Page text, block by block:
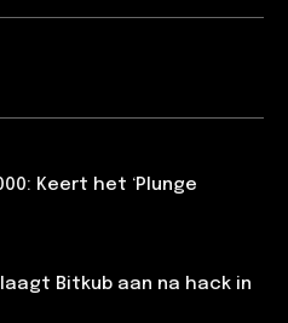
Keert het ‘Plunge
Bitkub aan na hack in